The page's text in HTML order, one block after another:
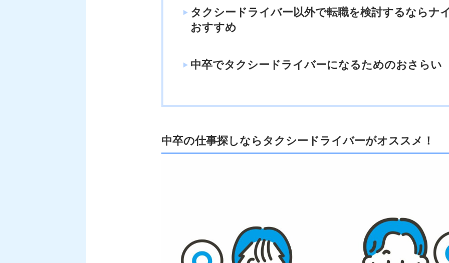
タクシードライバー以外で転職を検討するならナ
おすすめ
中卒でタクシードライバーになるためのおさらい
中卒の仕事探しならタクシードライバーがオススメ！